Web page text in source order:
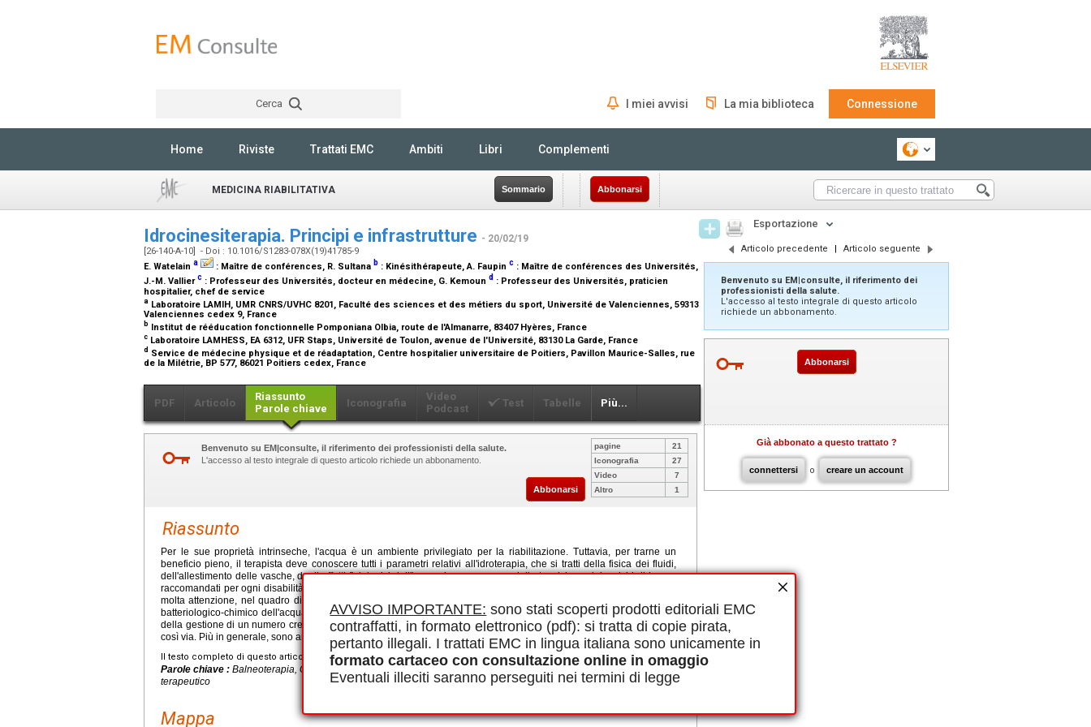
AVVISO IMPORTANTE: sono stati scoperti prodotti editoriali EMC
contraffatti, in formato elettronico (pdf): si tratta di copie pirata,
pertanto illegali. I trattati EMC in lingua italiana sono unicamente in
formato cartaceo con consultazione online in omaggio
Eventuali illeciti saranno perseguiti nei termini di legge
Cerca I miei avvisi La mia biblioteca Connessione
Home Riviste Trattati EMC Ambiti Libri Complementi
MEDICINA RIABILITATIVA Sommario Abbonarsi
Idrocinesiterapia. Principi e infrastrutture - 20/02/19
[26-140-A-10] - Doi : 10.1016/S1283-078X(19)41785-9
E. Watelain a : Maître de conférences, R. Sultana b : Kinésithérapeute, A. Faupin c : Maître de conférences des Universités,
J.-M. Vallierc : Professeur des Universités, docteur en médecine, G. Kemoun d : Professeur des Universités, praticien
hospitalier, chef de service
a Laboratoire LAMIH, UMR CNRS/UVHC 8201, Faculté des sciences et des métiers du sport, Université de Valenciennes, 59313
Valenciennes cedex 9, France
b Institut de rééducation fonctionnelle Pomponiana Olbia, route de l'Almanarre, 83407 Hyères, France
c Laboratoire LAMHESS, EA 6312, UFR Staps, Université de Toulon, avenue de l'Université, 83130 La Garde, France
d Service de médecine physique et de réadaptation, Centre hospitalier universitaire de Poitiers, Pavillon Maurice-Salles, rue
de la Milétrie, BP 577, 86021 Poitiers cedex, France
PDF Articolo
Riassunto
Parole chiave
Iconografia
Video
Podcast
Test Tabelle Più...
Benvenuto su EM|consulte, il riferimento dei professionisti della salute.
L'accesso al testo integrale di questo articolo richiede un abbonamento.
Abbonarsi
pagine
21
Iconografia
27
Video
7
Altro
1
Riassunto
Per le sue proprietà intrinseche, l'acqua è un ambiente privilegiato per la riabilitazione. Tuttavia, per trarne un
beneficio pieno, il terapista deve conoscere tutti i parametri relativi all'idroterapia, che si tratti della fisica dei fluidi,
dell'allestimento delle vasche, degli effetti fisiologici dell'immersione o, ancora, delle tecniche e dei carichi di lavoro
raccomandati per ogni disabilità. Anche la progettazione e la disposizione dei locali e delle vasche devono ricevere
molta attenzione, nel quadro di una politica di prevenzione, gestione del rischio di incidenti e monitoraggio fisico-
batteriologico-chimico dell'acqua. Le attività acquatiche a scopo terapeutico (AAST) portano a benefici nel contesto
della gestione di un numero crescente di patologie, in particolare in reumatologia, geriatria, ortopedia, cardiologia e
così via. Più in generale, sono anche un mezzo privilegiato di prevenzione e mantenimento fisico.
Il testo completo di questo articolo è disponibile in PDF.
Parole chiave : Balneoterapia, Ginnastica acquatica, Attività fisiche acquatiche adattate, Cinebalneoterapia, Nuoto
terapeutico
Mappa
Esportazione
Articolo precedente | Articolo seguente
Benvenuto su EM|consulte, il riferimento dei
professionisti della salute.
L'accesso al testo integrale di questo articolo
richiede un abbonamento.
Abbonarsi
Già abbonato a questo trattato ?
connettersi o creare un account